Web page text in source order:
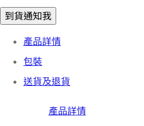
到貨通知我
產品詳情
包裝
送貨及退貨
產品詳情